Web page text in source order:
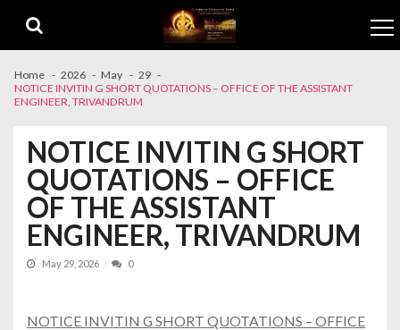
Home 2026 May
29
NOTICE INVITIN G SHORT QUOTATIONS – OFFICE OF THE ASSISTANT
ENGINEER, TRIVANDRUM
NOTICE INVITIN G SHORT
QUOTATIONS – OFFICE
OF THE ASSISTANT
ENGINEER, TRIVANDRUM
May 29, 2026 0
NOTICE INVITIN G SHORT QUOTATIONS – OFFICE